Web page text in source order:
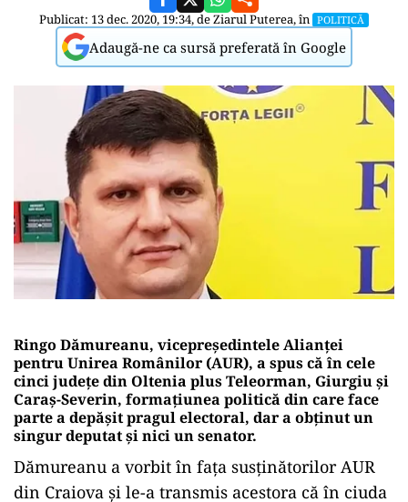
Publicat: 13 dec. 2020, 19:34, deZiarul Puterea, în POLITICĂ
Adaugă-ne ca sursă preferată în Google
Ringo Dămureanu, vicepreședintele Alianţei
pentru Unirea Românilor (AUR), a spus că în cele
cinci județe din Oltenia plus Teleorman, Giurgiu și
Caraș-Severin, formațiunea politică din care face
parte a depășit pragul electoral, dar a obținut un
singur deputat și nici un senator.
Dămureanu a vorbit în fața susținătorilor AUR
din Craiova și le-a transmis acestora că în ciuda